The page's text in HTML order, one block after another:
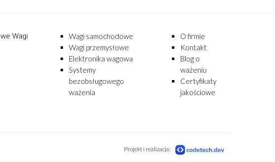
Wagi
Wagi samochodowe
Wagi przemysłowe
Elektronika wagowa
Systemy
bezobsługowego
ważenia
O firmie
Kontakt
Blog o
ważeniu
Certyfikaty
jakościowe
Projekt i realizacja: